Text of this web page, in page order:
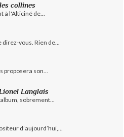
collines
l'Alticiné de...
vous. Rien de...
proposera son...
Langlais
sobrement...
d’aujourd’hui,...